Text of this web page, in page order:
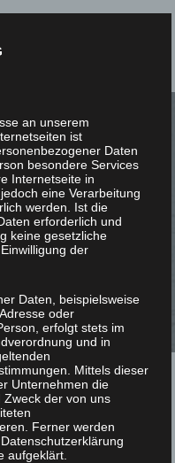
WIR
an unserem
ist
Daten
besondere Services
Internetseite in
eine Verarbeitung
werden. Ist die
erforderlich und
keine gesetzliche
der
Daten, beispielsweise
oder
erfolgt stets im
und in
Mittels dieser
Unternehmen die
Zweck der von uns
Ferner werden
aufgeklärt.